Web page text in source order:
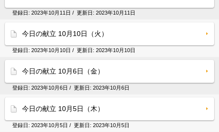
登録日: 2023年10月11日 / 更新日: 2023年10月11日
今日の献立 10月10日（火）
登録日: 2023年10月10日 / 更新日: 2023年10月10日
今日の献立 10月6日（金）
登録日: 2023年10月6日 / 更新日: 2023年10月6日
今日の献立 10月5日（木）
登録日: 2023年10月5日 / 更新日: 2023年10月5日